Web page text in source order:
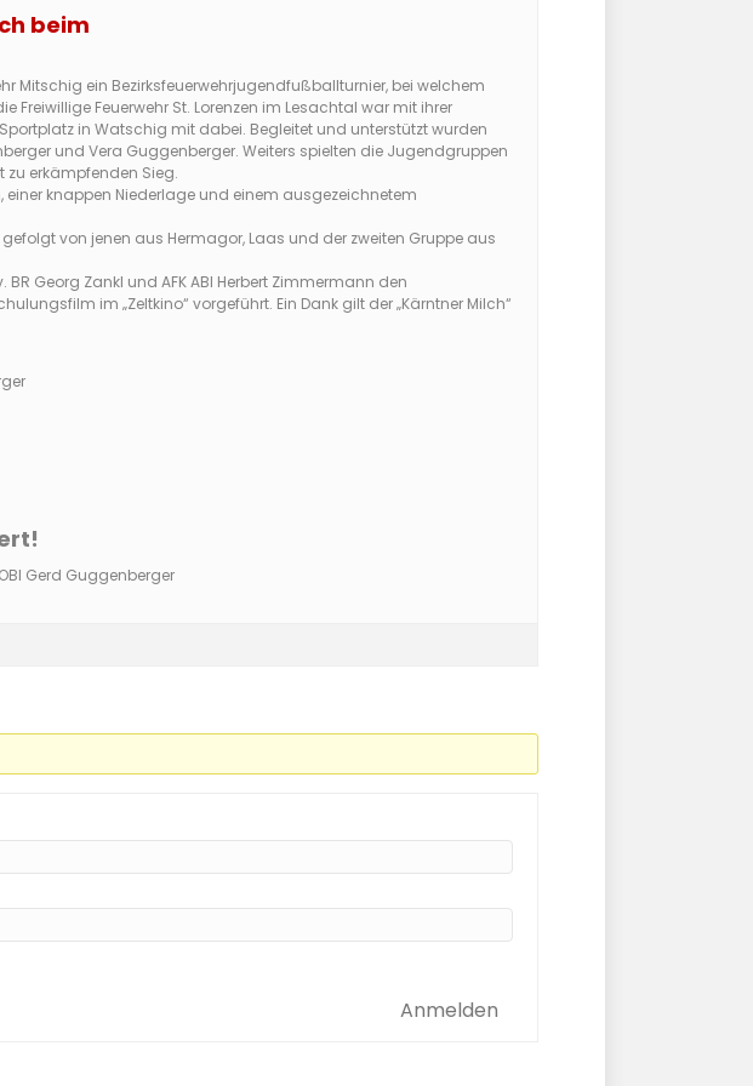
beim
Mitschig ein Bezirksfeuerwehrjugendfußballturnier, bei welchem
Feuerwehr St. Lorenzen im Lesachtal war mit ihrer
in Watschig mit dabei. Begleitet und unterstützt wurden
und Vera Guggenberger. Weiters spielten die Jugendgruppen
erkämpfenden Sieg.
einer knappen Niederlage und einem ausgezeichnetem
von jenen aus Hermagor, Laas und der zweiten Gruppe aus
BR Georg Zankl und AFK ABI Herbert Zimmermann den
im „Zeltkino“ vorgeführt. Ein Dank gilt der „Kärntner Milch“
Gerd Guggenberger
Anmelden